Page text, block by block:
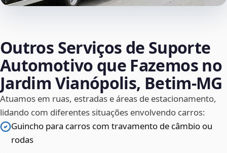
Outros Serviços de Suporte
Automotivo que Fazemos no
Jardim Vianópolis, Betim‑MG
Atuamos em ruas, estradas e áreas de estacionamento,
lidando com diferentes situações envolvendo carros:
Guincho para carros com travamento de câmbio ou
rodas